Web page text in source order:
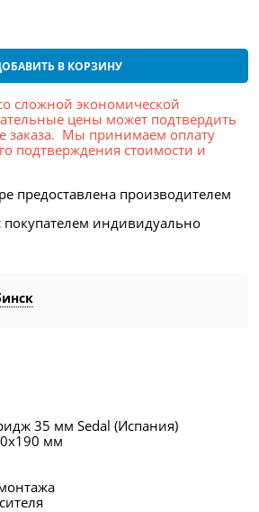
В КОРЗИНУ
сложной экономической
цены может подтвердить
заказа. Мы принимаем оплату
подтверждения стоимости и
предоставлена производителем
покупателем индивидуально
35 мм Sedal (Испания)
мм